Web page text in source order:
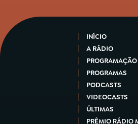
INÍCIO
A RÁDIO
PROGRAMAÇÃO
PROGRAMAS
PODCASTS
VIDEOCASTS
ÚLTIMAS
PRÊMIO RÁDIO